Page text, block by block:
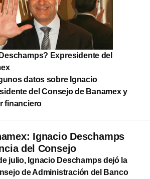
Expresidente del
datos sobre Ignacio
del Consejo de Banamex y
financiero
Ignacio Deschamps
del Consejo
julio, Ignacio Deschamps dejó la
de Administración del Banco